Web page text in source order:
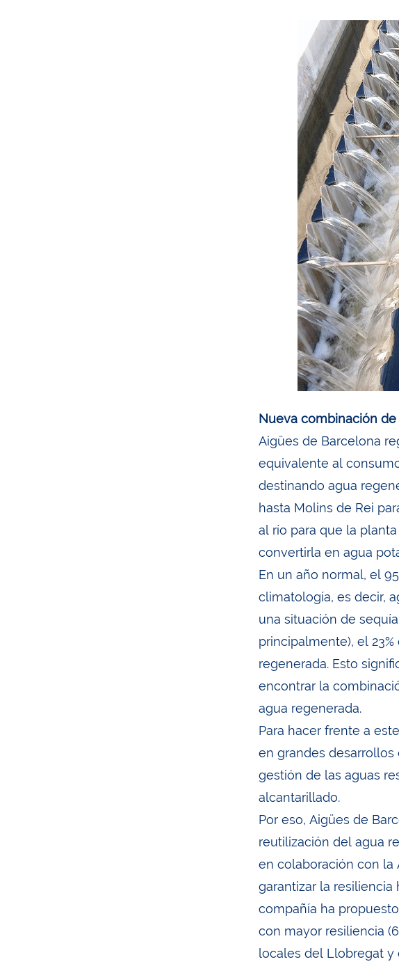
Nueva combinación
Aigües de Barcelona
equivalente al
destinando agua
hasta Molins de Rei
al río para que la
convertirla en agua
En un año normal, el
climatología, es decir,
una situación de
principalmente), el
regenerada. Esto
encontrar la
agua regenerada.
Para hacer frente a
en grandes
gestión de las aguas
alcantarillado.
Por eso, Aigües de
reutilización del agua
en colaboración con la
garantizar la resiliencia
compañía ha
con mayor resiliencia
locales del Llobregat y